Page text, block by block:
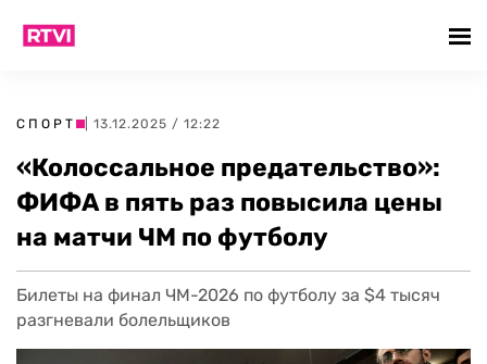
СПОРТ | 13.12.2025 / 12:22
«Колоссальное предательство»:
ФИФА в пять раз повысила цены
на матчи ЧМ по футболу
Билеты на финал ЧМ-2026 по футболу за $4 тысяч
разгневали болельщиков